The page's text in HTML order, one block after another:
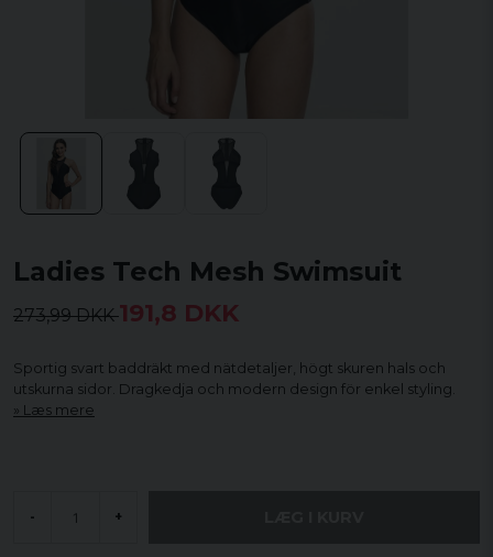
Ladies Tech Mesh Swimsuit
273,99 DKK191,8 DKK
Sportig svart baddräkt med nätdetaljer, högt skuren hals och
utskurna sidor. Dragkedja och modern design för enkel styling.
Læs mere
- +